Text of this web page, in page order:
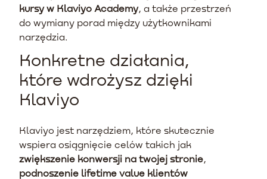
kursy w Klaviyo Academy, a także przestrzeń
do wymiany porad między użytkownikami
narzędzia.
Konkretne działania,
które wdrożysz dzięki
Klaviyo
Klaviyo jest narzędziem, które skutecznie
wspiera osiągnięcie celów takich jak
zwiększenie konwersji na twojej stronie,
podnoszenie lifetime value klientów